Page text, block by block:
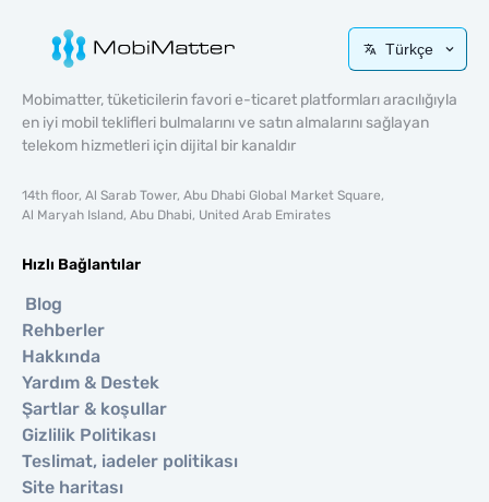
Türkçe
Mobimatter, tüketicilerin favori e-ticaret platformları aracılığıyla
en iyi mobil teklifleri bulmalarını ve satın almalarını sağlayan
telekom hizmetleri için dijital bir kanaldır
14th floor, Al Sarab Tower, Abu Dhabi Global Market Square,
Al Maryah Island, Abu Dhabi, United Arab Emirates
Hızlı Bağlantılar
Blog
Rehberler
Hakkında
Yardım & Destek
Şartlar & koşullar
Gizlilik Politikası
Teslimat, iadeler politikası
Site haritası